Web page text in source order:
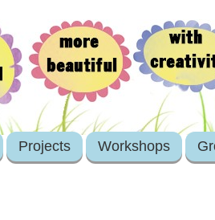
Projects Workshops